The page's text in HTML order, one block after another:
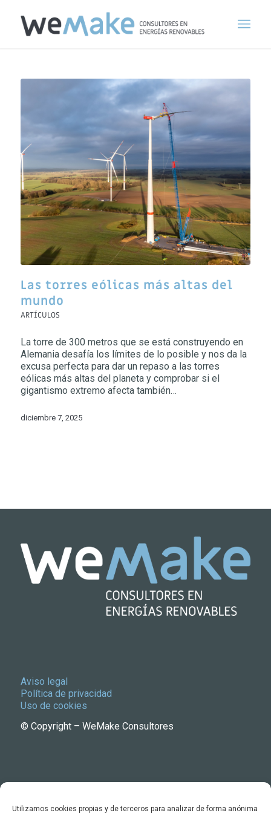
Utilizamos cookies propias y de terceros para analizar de forma anónima
Las torres eólicas más altas del
mundo
ARTÍCULOS
La torre de 300 metros que se está construyendo en
Alemania desafía los límites de lo posible y nos da la
excusa perfecta para dar un repaso a las torres
eólicas más altas del planeta y comprobar si el
gigantismo extremo afecta también…
diciembre 7, 2025
Aviso legal
Política de privacidad
Uso de cookies
© Copyright – WeMake Consultores